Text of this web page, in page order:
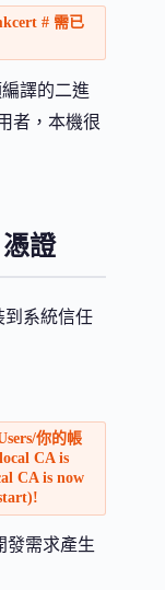
# 需已
譯的二進
者，本機很
證
到系統信任
你的帳
CA is
CA is now
發需求產生